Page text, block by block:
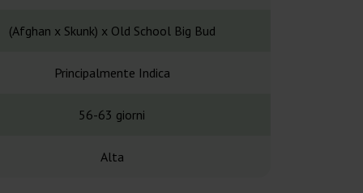
(Afghan x Skunk) x Old School Big Bud
Principalmente Indica
56-63 giorni
Alta